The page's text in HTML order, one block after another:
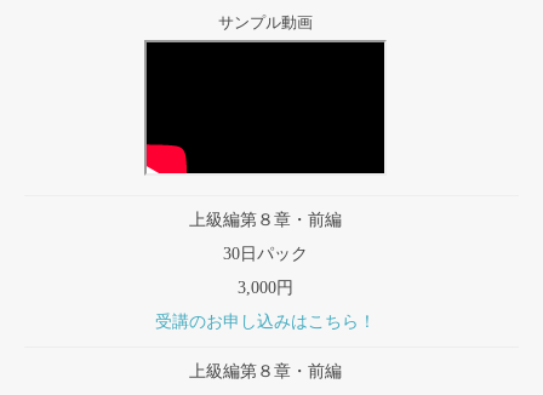
サンプル動画
上級編第８章・前編
30日パック
3,000円
受講のお申し込みはこちら！
上級編第８章・前編